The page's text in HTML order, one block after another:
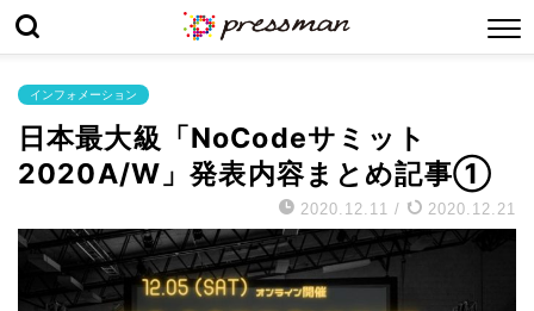
インフォメーション
日本最大級「NoCodeサミット
2020A/W」発表内容まとめ記事①
2020.12.11 / 2020.12.21